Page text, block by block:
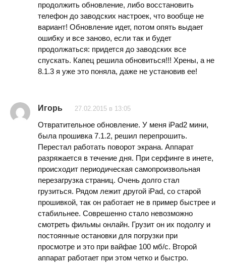
продолжить обновление, либо восстановить
телефон до заводских настроек, что вообще не
вариант! Обновление идет, потом опять выдает
ошибку и все заново, если так и будет
продолжаться: придется до заводских все
спускать. Капец решила обновиться!!! Хрены, а не
8.1.3 я уже это поняла, даже не установив ее!
Игорь 27.02.2015 в 13:05
Отвратительное обновление. У меня iPad2 мини,
была прошивка 7.1.2, решил перепрошить.
Перестал работать поворот экрана. Аппарат
разряжается в течение дня. При серфинге в инете,
происходит периодическая самопроизвольная
перезагрузка страниц. Очень долго стал
грузиться. Рядом лежит другой iPad, со старой
прошивкой, так он работает не в пример быстрее и
стабильнее. Соврешенно стало невозможно
смотреть фильмы онлайн. Грузит он их подолгу и
постоянные остановки для погрузки при
просмотре и это при вайфае 100 мб/с. Второй
аппарат работает при этом четко и быстро.